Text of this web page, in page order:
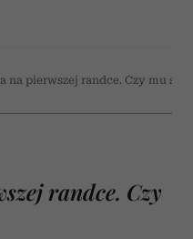
na pierwszej randce. Czy mu się
randce. Czy